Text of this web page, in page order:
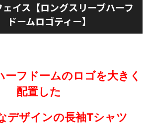
ェイス【ロングスリーブハーフ
ドームロゴティー】
ーフドームのロゴを大きく
配置した
デザインの長袖Tシャツ